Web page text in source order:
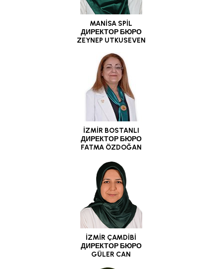
MANİSA SPİL
ДИРЕКТОР БЮРО
ZEYNEP UTKUSEVEN
İZMİR BOSTANLI
ДИРЕКТОР БЮРО
FATMA ÖZDOĞAN
İZMİR ÇAMDİBİ
ДИРЕКТОР БЮРО
GÜLER CAN